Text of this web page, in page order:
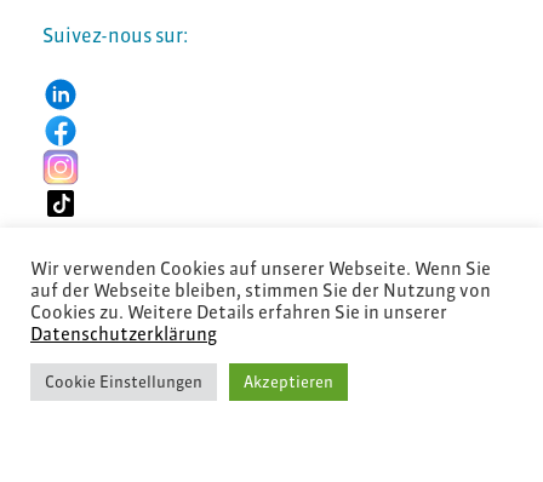
Suivez-nous sur:
© 2026 Diartis Solutions AG
Wir verwenden Cookies auf unserer Webseite. Wenn Sie
auf der Webseite bleiben, stimmen Sie der Nutzung von
Cookies zu. Weitere Details erfahren Sie in unserer
Datenschutzerklärung
Cookie Einstellungen Akzeptieren